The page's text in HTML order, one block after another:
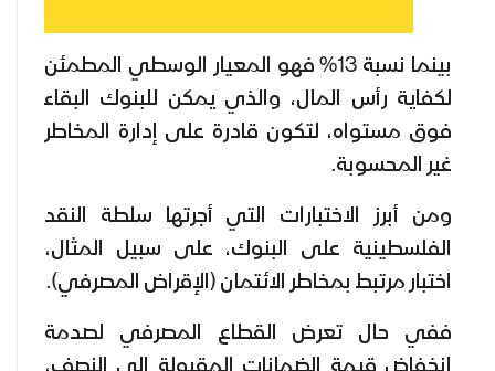
بينما نسبة 13% فهو المعيار الوسطي المطمئن
لكفاية رأس المال، والذي يمكن للبنوك البقاء
فوق مستواه، لتكون قادرة على إدارة المخاطر
غير المحسوبة.
ومن أبرز الاختبارات التي أجرتها سلطة النقد
الفلسطينية على البنوك، على سبيل المثال،
اختبار مرتبط بمخاطر الائتمان (الإقراض المصرفي).
ففي حال تعرض القطاع المصرفي لصدمة